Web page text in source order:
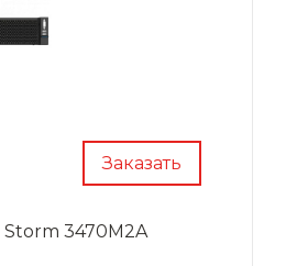
Заказать
3470M2A